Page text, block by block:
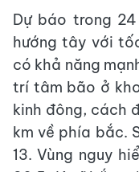
Dự báo trong
hướng tây với
có khả năng
trí tâm bão ở
kinh đông, cách
km về phía bắc.
13. Vùng nguy